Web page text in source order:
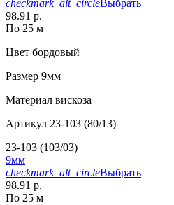
checkmark_alt_circleВыбрать
98.91 р.
По 25 м
Цвет бордовый
Размер 9мм
Материал вискоза
Артикул 23-103 (80/13)
23-103 (103/03)
9мм
checkmark_alt_circleВыбрать
98.91 р.
По 25 м